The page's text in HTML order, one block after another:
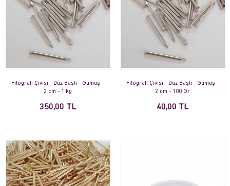
Filografi Çivisi - Düz Başlı - Gümüş -
2 cm - 1 kg
350,00 TL
Filografi Çivisi - Düz Başlı - Gümüş -
2 cm - 100 Gr
40,00 TL